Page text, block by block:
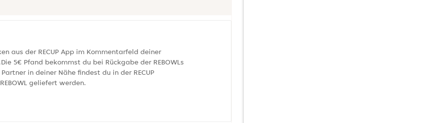
aus der RECUP App im Kommentarfeld deiner
5€ Pfand bekommst du bei Rückgabe der REBOWLs
in deiner Nähe findest du in der RECUP
geliefert werden.